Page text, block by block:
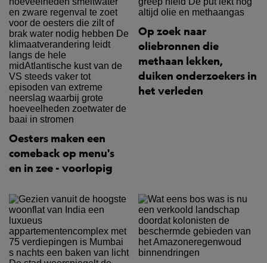
Oesters maken een
comeback op menu's
en in zee - voorlopig
Op zoek naar
oliebronnen die
methaan lekken,
duiken onderzoekers in
het verleden